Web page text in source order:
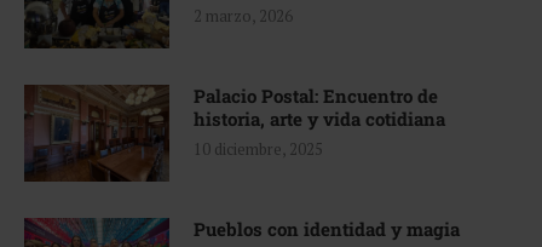
2 marzo, 2026
Palacio Postal: Encuentro de
historia, arte y vida cotidiana
10 diciembre, 2025
Pueblos con identidad y magia